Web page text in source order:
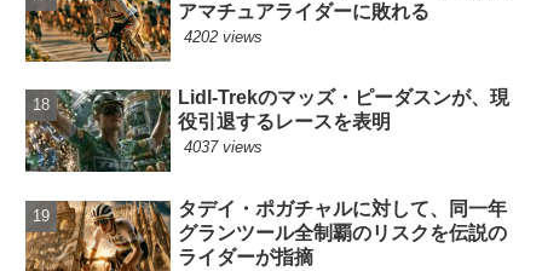
アマチュアライダーに敗れる
4202 views
Lidl-Trekのマッズ・ピーダスンが、現
役引退するレースを表明
4037 views
タデイ・ポガチャルに対して、同一年
グランツール全制覇のリスクを伝説の
ライダーが指摘